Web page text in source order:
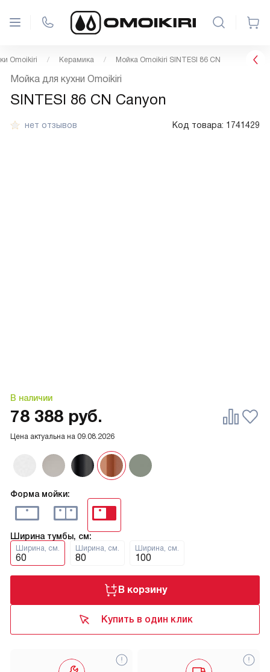
Omoikiri Керамика Мойка Omoikiri SINTESI 86 CN
нет отзывов Код товара: 1741429
В наличии
Мойка для кухни Omoikiri
SINTESI 86 CN Canyon
Форма мойки:
Ширина тумбы, см:
Ширина, см.
60
Ширина, см.
80
Ширина, см.
100
Цена актуальна на 09.08.2026
78 388 руб.
В корзину
Купить в один клик